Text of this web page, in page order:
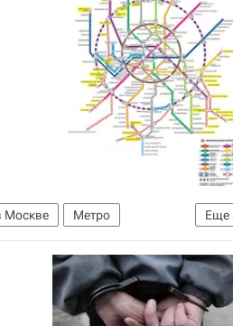
Еще
Москве
Метро
линии метро Москвы